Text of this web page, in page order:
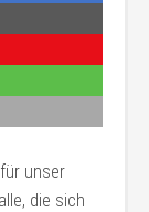
unser
die sich